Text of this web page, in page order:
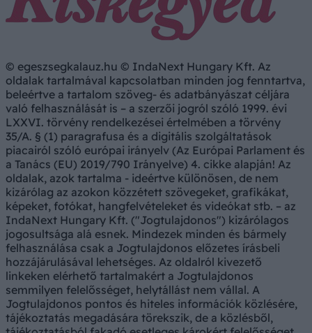
© egeszsegkalauz.hu © IndaNext Hungary Kft. Az
oldalak tartalmával kapcsolatban minden jog fenntartva,
beleértve a tartalom szöveg- és adatbányászat céljára
való felhasználását is – a szerzői jogról szóló 1999. évi
LXXVI. törvény rendelkezései értelmében a törvény
35/A. § (1) paragrafusa és a digitális szolgáltatások
piacairól szóló európai irányelv (Az Európai Parlament és
a Tanács (EU) 2019/790 Irányelve) 4. cikke alapján! Az
oldalak, azok tartalma - ideértve különösen, de nem
kizárólag az azokon közzétett szövegeket, grafikákat,
képeket, fotókat, hangfelvételeket és videókat stb. – az
IndaNext Hungary Kft. ("Jogtulajdonos") kizárólagos
jogosultsága alá esnek. Mindezek minden és bármely
felhasználása csak a Jogtulajdonos előzetes írásbeli
hozzájárulásával lehetséges. Az oldalról kivezető
linkeken elérhető tartalmakért a Jogtulajdonos
semmilyen felelősséget, helytállást nem vállal. A
Jogtulajdonos pontos és hiteles információk közlésére,
tájékoztatás megadására törekszik, de a közlésből,